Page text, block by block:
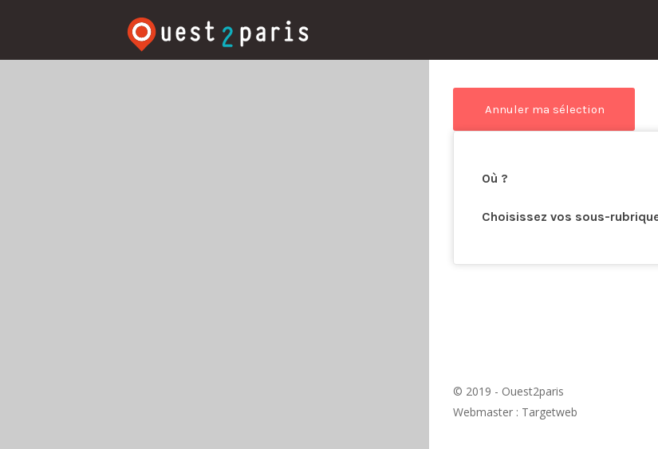
Où ?
Choisissez vos sous-
© 2019 - Ouest2paris
Webmaster : Targetweb